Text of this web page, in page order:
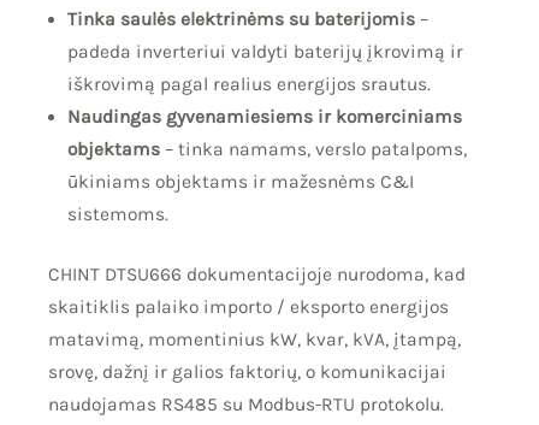
Tinka saulės elektrinėms su baterijomis–
padeda inverteriui valdyti baterijų įkrovimą ir
iškrovimą pagal realius energijos srautus.
Naudingas gyvenamiesiems ir komerciniams
objektams– tinka namams, verslo patalpoms,
ūkiniams objektams ir mažesnėms C&I
sistemoms.
CHINT DTSU666 dokumentacijoje nurodoma, kad
skaitiklis palaiko importo / eksporto energijos
matavimą, momentinius kW, kvar, kVA, įtampą,
srovę, dažnį ir galios faktorių, o komunikacijai
naudojamas RS485 su Modbus-RTU protokolu.